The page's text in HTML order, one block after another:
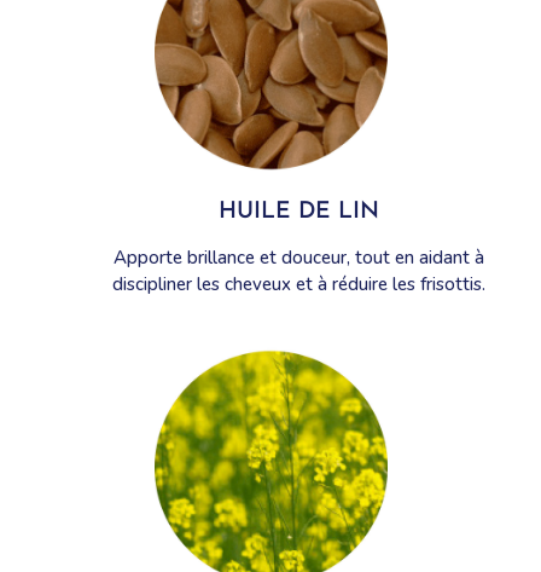
HUILE DE LIN
Apporte brillance et douceur, tout en aidant à
discipliner les cheveux et à réduire les frisottis.